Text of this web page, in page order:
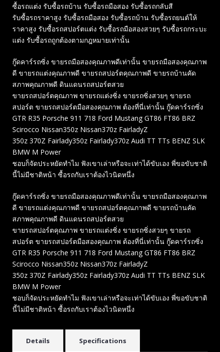
ซื้อรถแต่ง รับซื้อรถบ้าน รับซื้อรถมือสอง รับซื้อรถกลับสี
รับซื้อรถราคาสูง รับซื้อรถมือสอง รับซื้อรถบ้าน รับซื้อรถยนต์ให้
ราคาสูง รับซื้อรถสปอร์ตแต่ง รับซื้อรถมือสองสวยๆ รับซื้อรถกระบะ
แต่ง รับซื้อรถถูกต้องตามกฎหมายเท่านั้น
กู๊ดคาร์รถซิ่ง ขายรถมือสองคุณภาพดีเท่านั้น ขายรถมือสองคุณภาพ
ดี ขายรถแต่งคุณภาพดี ขายรถสปอร์ตคุณภาพดี ขายรถบ้านคัด
สภาพคุณภาพดี ดินแดนรถสปอร์ตสวย
ขายรถสปอร์ตคุณภาพ ขายรถแต่งซิ่ง ขายรถซิ่งสวยๆ ขายรถ
สปอร์ต ขายรถสปอร์ตมือสองคุณภาพ ต้องที่นี่เท่านั้น กู๊ดคาร์รถซิ่ง
GTR R35 Porsche 911 718 Ford Mustang GT86 FT86 BRZ
Scirocco Nissan350z Nissan370z FairladyZ
350z 370Z Fairlady350z Fairlady370z Audi TT TTs BENZ SLK
BMW M Power
ชอบก็จัดประหยัดทำไม ฟังเขาเล่าหรือจะเท่าได้ขับเอง พี่ขอขับชาติ
นี้ไม่มีชาติหน้า ซื้อรถกับเราต้องไวนิดหนึ่ง
กู๊ดคาร์รถซิ่ง ขายรถมือสองคุณภาพดีเท่านั้น ขายรถมือสองคุณภาพ
ดี ขายรถแต่งคุณภาพดี ขายรถสปอร์ตคุณภาพดี ขายรถบ้านคัด
สภาพคุณภาพดี ดินแดนรถสปอร์ตสวย
ขายรถสปอร์ตคุณภาพ ขายรถแต่งซิ่ง ขายรถซิ่งสวยๆ ขายรถ
สปอร์ต ขายรถสปอร์ตมือสองคุณภาพ ต้องที่นี่เท่านั้น กู๊ดคาร์รถซิ่ง
GTR R35 Porsche 911 718 Ford Mustang GT86 FT86 BRZ
Scirocco Nissan350z Nissan370z FairladyZ
350z 370Z Fairlady350z Fairlady370z Audi TT TTs BENZ SLK
BMW M Power
ชอบก็จัดประหยัดทำไม ฟังเขาเล่าหรือจะเท่าได้ขับเอง พี่ขอขับชาติ
นี้ไม่มีชาติหน้า ซื้อรถกับเราต้องไวนิดหนึ่ง
Details Specifications